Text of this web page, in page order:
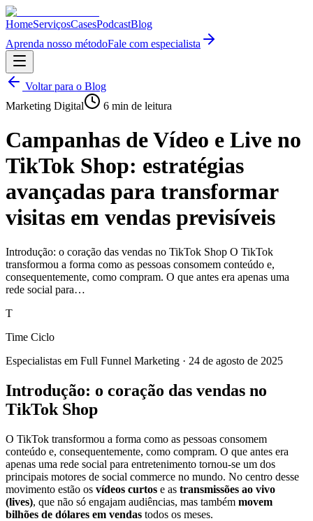
HomeServiçosCasesPodcastBlog
Aprenda nosso métodoFale com especialista
Voltar para o Blog
Marketing Digital
6 min de leitura
Campanhas de Vídeo e Live no
TikTok Shop: estratégias
avançadas para transformar
visitas em vendas previsíveis
Introdução: o coração das vendas no TikTok Shop O TikTok
transformou a forma como as pessoas consomem conteúdo e,
consequentemente, como compram. O que antes era apenas uma
rede social para…
T
Time Ciclo
Especialistas em Full Funnel Marketing · 24 de agosto de 2025
Introdução: o coração das vendas no
TikTok Shop
O TikTok transformou a forma como as pessoas consomem
conteúdo e, consequentemente, como compram. O que antes era
apenas uma rede social para entretenimento tornou-se um dos
principais motores de social commerce no mundo. No centro desse
movimento estão os vídeos curtos e as transmissões ao vivo
(lives), que não só engajam audiências, mas também movem
bilhões de dólares em vendas todos os meses.